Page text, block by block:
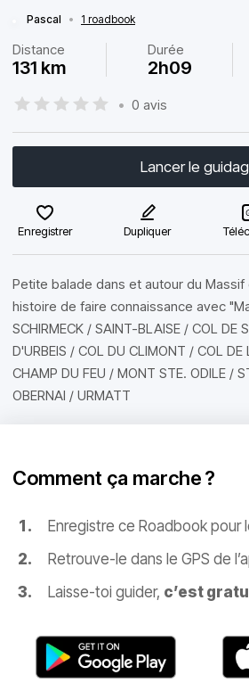
Pascal • 1 roadbook
Distance
131 km
Durée
2h09
• 0 avis
Lancer le
Enregistrer Dupliquer
Petite balade dans et autour du Massif
histoire de faire connaissance avec
SCHIRMECK / SAINT-BLAISE / COL DE
D'URBEIS / COL DU CLIMONT / COL DE
CHAMP DU FEU / MONT STE. ODILE /
OBERNAI / URMATT
Comment ça marche ?
Enregistre ce Roadbook pour
Retrouve-le dans le GPS de
Laisse-toi guider, c’est